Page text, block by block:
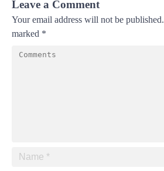
Leave a Comment
Your email address will not be published.
marked *